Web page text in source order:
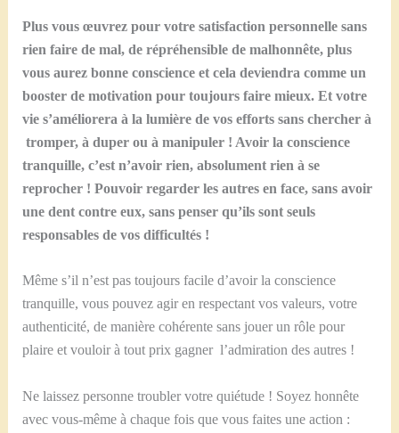
Plus vous œuvrez pour votre satisfaction personnelle sans
rien faire de mal, de répréhensible de malhonnête, plus
vous aurez bonne conscience et cela deviendra comme un
booster de motivation pour toujours faire mieux. Et votre
vie s’améliorera à la lumière de vos efforts sans chercher à
tromper, à duper ou à manipuler ! Avoir la conscience
tranquille, c’est n’avoir rien, absolument rien à se
reprocher ! Pouvoir regarder les autres en face, sans avoir
une dent contre eux, sans penser qu’ils sont seuls
responsables de vos difficultés !
Même s’il n’est pas toujours facile d’avoir la conscience
tranquille, vous pouvez agir en respectant vos valeurs, votre
authenticité, de manière cohérente sans jouer un rôle pour
plaire et vouloir à tout prix gagner l’admiration des autres !
Ne laissez personne troubler votre quiétude ! Soyez honnête
avec vous-même à chaque fois que vous faites une action :